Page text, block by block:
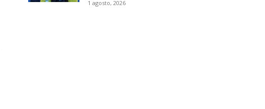
1 agosto, 2026